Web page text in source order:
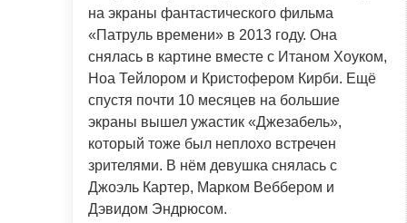
на экраны фантастического фильма
«Патруль времени» в 2013 году. Она
снялась в картине вместе с Итаном Хоуком,
Ноа Тейлором и Кристофером Кирби. Ещё
спустя почти 10 месяцев на большие
экраны вышел ужастик «Джезабель»,
который тоже был неплохо встречен
зрителями. В нём девушка снялась с
Джоэль Картер, Марком Веббером и
Дэвидом Эндрюсом.